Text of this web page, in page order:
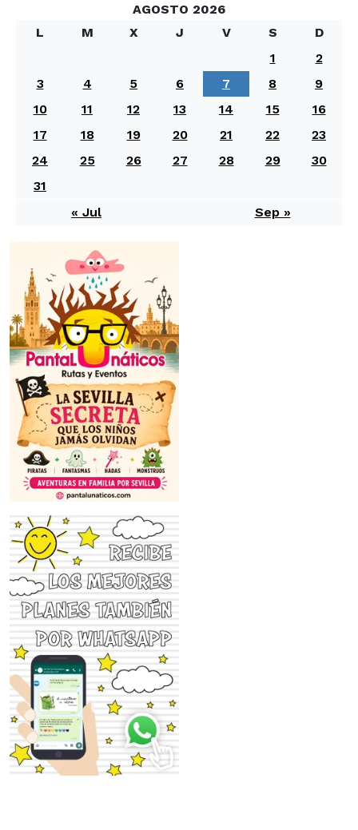
AGOSTO 2026
L
M X J V S
D
1
2
3
4 5 6 7 8
9
10
11 12 13 14 15
16
17
18 19 20 21 22
23
24
25 26 27 28 29
30
31
« Jul
Sep »